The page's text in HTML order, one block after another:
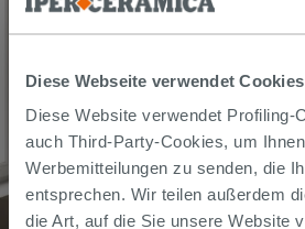
Diese Webseite verwendet Cookies
Diese Website verwendet Profiling-
auch Third-Party-Cookies, um
Werbemitteilungen zu senden, die
entsprechen. Wir teilen außerdem
die Art, auf die Sie unsere Website